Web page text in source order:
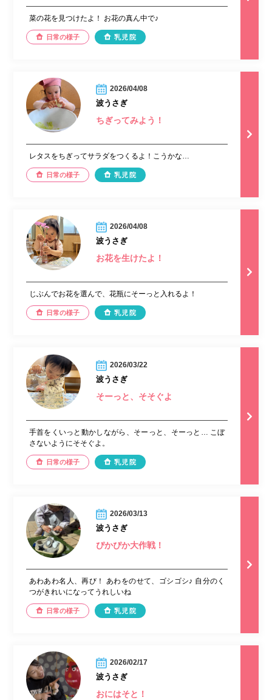
菜の花を見つけたよ！ お花の真ん中で♪
日常の様子 乳児院
2026/04/08
波うさぎ
ちぎってみよう！
レタスをちぎってサラダをつくるよ！こうかな…
日常の様子 乳児院
2026/04/08
波うさぎ
お花を生けたよ！
じぶんでお花を選んで、花瓶にそーっと入れるよ！
日常の様子 乳児院
2026/03/22
波うさぎ
そーっと、そそぐよ
手首をくいっと動かしながら、そーっと、そーっと… こぼ
さないようにそそぐよ。
日常の様子 乳児院
2026/03/13
波うさぎ
ぴかぴか大作戦！
あわあわ名人、再び！ あわをのせて、ゴシゴシ♪ 自分のく
つがきれいになってうれしいね
日常の様子 乳児院
2026/02/17
波うさぎ
おにはそと！